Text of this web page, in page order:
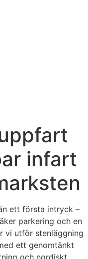
infart
ett första intryck –
parkering och en
vi utför stenläggning
ett genomtänkt
och nordiskt